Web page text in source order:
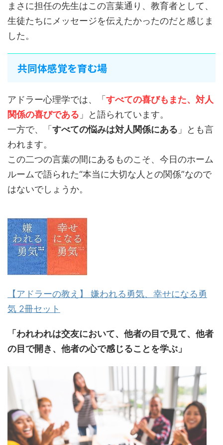
まさに担任の先生はこの言葉通り、教育者として、
生徒たちにメッセージを伝えたかったのだと感じま
した。
共同体感覚を育む場
アドラー心理学では、「 すべての喜びもまた、対人
関係の喜びである 」と語られています。
一方で、「 すべての悩みは対人関係にある 」とも言
われます。
この二つの言葉の間にあるものこそ、今日のホーム
ルームで語られた“本当に大切な人との関係”なので
はないでしょうか。
【アドラーの教え】 嫌われる勇気、幸せになる勇
気 2冊セット
「われわれは交友において、他者の目で見て、他者
の目で開き、他者の心で感じることを学ぶ」